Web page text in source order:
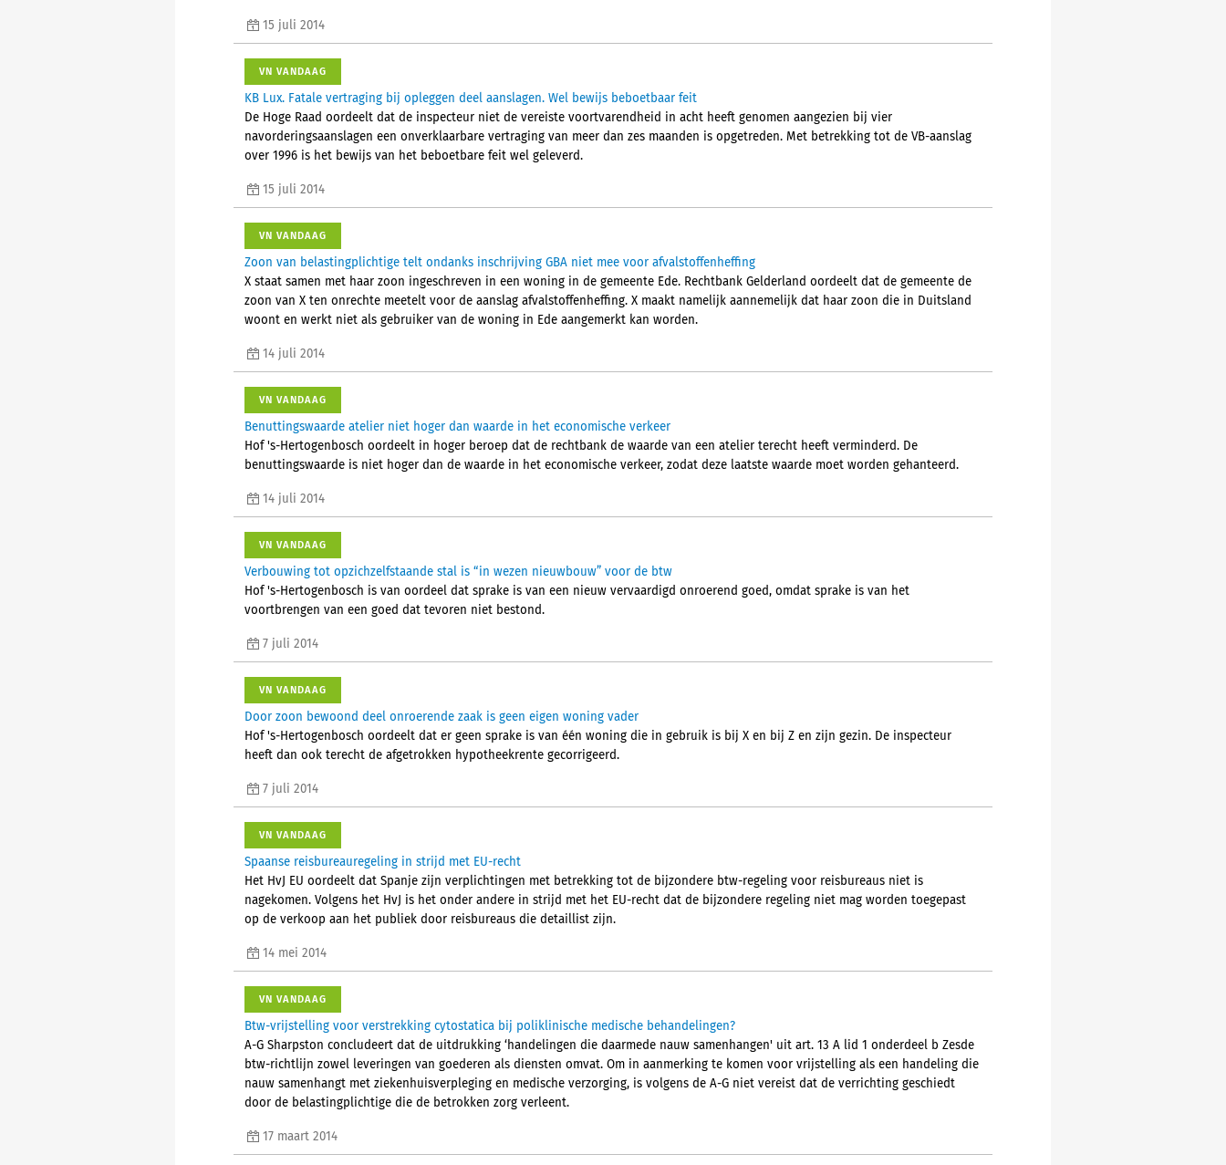
15 juli 2014
VN VANDAAG
KB Lux. Fatale vertraging bij opleggen deel aanslagen. Wel bewijs beboetbaar feit
De Hoge Raad oordeelt dat de inspecteur niet de vereiste voortvarendheid in acht heeft genomen aangezien bij vier
navorderingsaanslagen een onverklaarbare vertraging van meer dan zes maanden is opgetreden. Met betrekking tot de VB-aanslag
over 1996 is het bewijs van het beboetbare feit wel geleverd.
15 juli 2014
VN VANDAAG
Zoon van belastingplichtige telt ondanks inschrijving GBA niet mee voor afvalstoffenheffing
X staat samen met haar zoon ingeschreven in een woning in de gemeente Ede. Rechtbank Gelderland oordeelt dat de gemeente de
zoon van X ten onrechte meetelt voor de aanslag afvalstoffenheffing. X maakt namelijk aannemelijk dat haar zoon die in Duitsland
woont en werkt niet als gebruiker van de woning in Ede aangemerkt kan worden.
14 juli 2014
VN VANDAAG
Benuttingswaarde atelier niet hoger dan waarde in het economische verkeer
Hof 's-Hertogenbosch oordeelt in hoger beroep dat de rechtbank de waarde van een atelier terecht heeft verminderd. De
benuttingswaarde is niet hoger dan de waarde in het economische verkeer, zodat deze laatste waarde moet worden gehanteerd.
14 juli 2014
VN VANDAAG
Verbouwing tot opzichzelfstaande stal is “in wezen nieuwbouw” voor de btw
Hof 's-Hertogenbosch is van oordeel dat sprake is van een nieuw vervaardigd onroerend goed, omdat sprake is van het
voortbrengen van een goed dat tevoren niet bestond.
7 juli 2014
VN VANDAAG
Door zoon bewoond deel onroerende zaak is geen eigen woning vader
Hof 's-Hertogenbosch oordeelt dat er geen sprake is van één woning die in gebruik is bij X en bij Z en zijn gezin. De inspecteur
heeft dan ook terecht de afgetrokken hypotheekrente gecorrigeerd.
7 juli 2014
VN VANDAAG
Spaanse reisbureauregeling in strijd met EU-recht
Het HvJ EU oordeelt dat Spanje zijn verplichtingen met betrekking tot de bijzondere btw-regeling voor reisbureaus niet is
nagekomen. Volgens het HvJ is het onder andere in strijd met het EU-recht dat de bijzondere regeling niet mag worden toegepast
op de verkoop aan het publiek door reisbureaus die detaillist zijn.
14 mei 2014
VN VANDAAG
Btw-vrijstelling voor verstrekking cytostatica bij poliklinische medische behandelingen?
A-G Sharpston concludeert dat de uitdrukking ‘handelingen die daarmede nauw samenhangen' uit art. 13 A lid 1 onderdeel b Zesde
btw-richtlijn zowel leveringen van goederen als diensten omvat. Om in aanmerking te komen voor vrijstelling als een handeling die
nauw samenhangt met ziekenhuisverpleging en medische verzorging, is volgens de A-G niet vereist dat de verrichting geschiedt
door de belastingplichtige die de betrokken zorg verleent.
17 maart 2014